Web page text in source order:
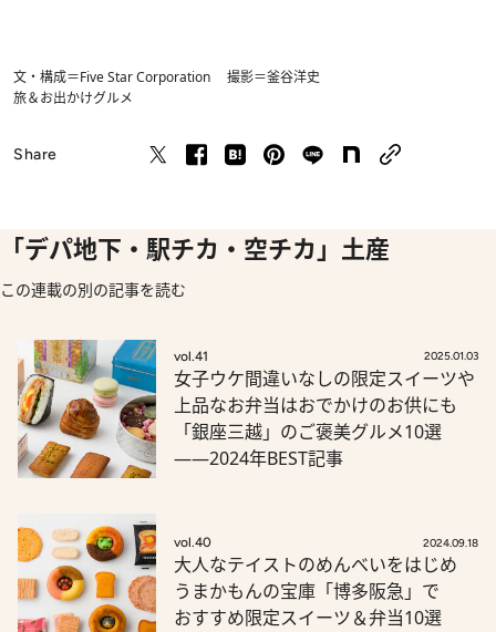
文・構成＝Five Star Corporation 撮影＝釜谷洋史
旅＆お出かけグルメ
Share
「デパ地下・駅チカ・空チカ」土産
この連載の別の記事を読む
vol.41 2025.01.03
女子ウケ間違いなしの限定スイーツや
上品なお弁当はおでかけのお供にも
「銀座三越」のご褒美グルメ10選
――2024年BEST記事
vol.40 2024.09.18
大人なテイストのめんべいをはじめ
うまかもんの宝庫「博多阪急」で
おすすめ限定スイーツ＆弁当10選